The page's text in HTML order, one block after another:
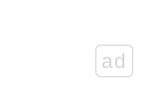
ad